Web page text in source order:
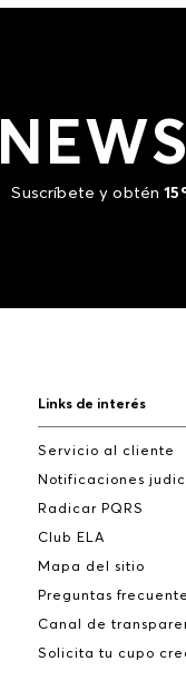
Suscríbete y obtén
Links de interés
Servicio al cliente
Notificaciones
Radicar PQRS
Club ELA
Mapa del sitio
Preguntas
Canal de
Solicita tu cupo